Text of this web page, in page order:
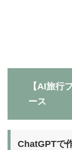
【AI旅行
ース
ChatGPTで